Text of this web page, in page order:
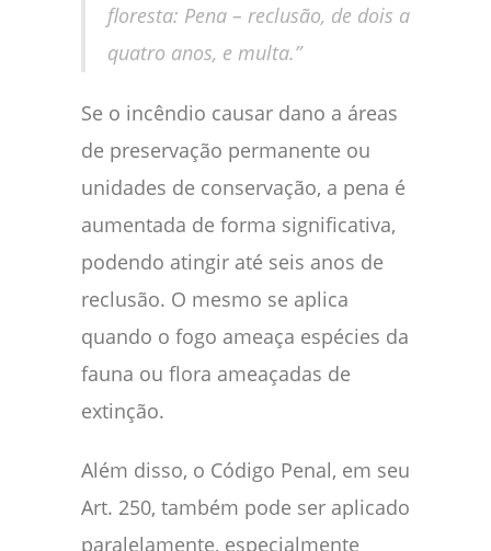
floresta: Pena – reclusão, de dois a
quatro anos, e multa.”
Se o incêndio causar dano a áreas
de preservação permanente ou
unidades de conservação, a pena é
aumentada de forma significativa,
podendo atingir até seis anos de
reclusão. O mesmo se aplica
quando o fogo ameaça espécies da
fauna ou flora ameaçadas de
extinção.
Além disso, o Código Penal, em seu
Art. 250, também pode ser aplicado
paralelamente, especialmente